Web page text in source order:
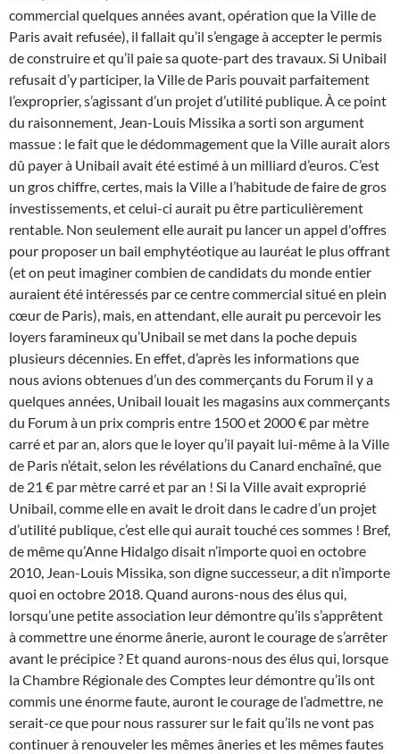
commercial quelques années avant, opération que la Ville de
Paris avait refusée), il fallait qu’il s’engage à accepter le permis
de construire et qu’il paie sa quote-part des travaux. Si Unibail
refusait d’y participer, la Ville de Paris pouvait parfaitement
l’exproprier, s’agissant d’un projet d’utilité publique. À ce point
du raisonnement, Jean-Louis Missika a sorti son argument
massue : le fait que le dédommagement que la Ville aurait alors
dû payer à Unibail avait été estimé à un milliard d’euros. C’est
un gros chiffre, certes, mais la Ville a l’habitude de faire de gros
investissements, et celui-ci aurait pu être particulièrement
rentable. Non seulement elle aurait pu lancer un appel d'offres
pour proposer un bail emphytéotique au lauréat le plus offrant
(et on peut imaginer combien de candidats du monde entier
auraient été intéressés par ce centre commercial situé en plein
cœur de Paris), mais, en attendant, elle aurait pu percevoir les
loyers faramineux qu’Unibail se met dans la poche depuis
plusieurs décennies. En effet, d’après les informations que
nous avions obtenues d’un des commerçants du Forum il y a
quelques années, Unibail louait les magasins aux commerçants
du Forum à un prix compris entre 1500 et 2000 € par mètre
carré et par an, alors que le loyer qu’il payait lui-même à la Ville
de Paris n’était, selon les révélations du Canard enchaîné, que
de 21 € par mètre carré et par an ! Si la Ville avait exproprié
Unibail, comme elle en avait le droit dans le cadre d’un projet
d’utilité publique, c’est elle qui aurait touché ces sommes ! Bref,
de même qu’Anne Hidalgo disait n’importe quoi en octobre
2010, Jean-Louis Missika, son digne successeur, a dit n’importe
quoi en octobre 2018. Quand aurons-nous des élus qui,
lorsqu’une petite association leur démontre qu’ils s’apprêtent
à commettre une énorme ânerie, auront le courage de s’arrêter
avant le précipice ? Et quand aurons-nous des élus qui, lorsque
la Chambre Régionale des Comptes leur démontre qu’ils ont
commis une énorme faute, auront le courage de l’admettre, ne
serait-ce que pour nous rassurer sur le fait qu’ils ne vont pas
continuer à renouveler les mêmes âneries et les mêmes fautes